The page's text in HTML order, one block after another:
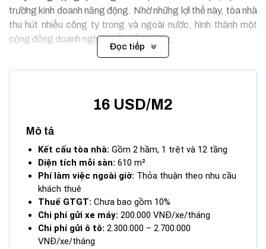
trường kinh doanh năng động. Nhờ những lợi thế này, tòa nhà
thu hút nhiều công ty trong và ngoài nước, hình thành một
cộng đồng doanh nghiệp đầy tiềm năng.
Tòa Nhà Dream Plex Building Điện Biên Phủ Bình Thạnh
Đọc tiếp
16 USD/M2
Mô tả
Kết cấu tòa nhà: Gồm 2 hầm, 1 trệt và 12 tầng
Diện tích mỗi sàn: 610 m²
Phí làm việc ngoài giờ: Thỏa thuận theo nhu cầu
khách thuê
Thuế GTGT: Chưa bao gồm 10%
Chi phí gửi xe máy: 200.000 VNĐ/xe/tháng
Chi phí gửi ô tô: 2.300.000 – 2.700.000
VNĐ/xe/tháng